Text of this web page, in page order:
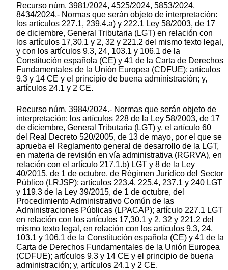
Recurso núm. 3981/2024, 4525/2024, 5853/2024,
8434/2024.- Normas que serán objeto de interpretación:
los artículos 227.1, 239.4.a) y 222.1 Ley 58/2003, de 17
de diciembre, General Tributaria (LGT) en relación con
los artículos 17,30.1 y 2, 32 y 221.2 del mismo texto legal,
y con los artículos 9.3, 24, 103.1 y 106.1 de la
Constitución española (CE) y 41 de la Carta de Derechos
Fundamentales de la Unión Europea (CDFUE); artículos
9.3 y 14 CE y el principio de buena administración; y,
artículos 24.1 y 2 CE.
Recurso núm. 3984/2024.- Normas que serán objeto de
interpretación: los artículos 228 de la Ley 58/2003, de 17
de diciembre, General Tributaria (LGT) y, el artículo 60
del Real Decreto 520/2005, de 13 de mayo, por el que se
aprueba el Reglamento general de desarrollo de la LGT,
en materia de revisión en vía administrativa (RGRVA), en
relación con el artículo 217.1.b) LGT y 8 de la Ley
40/2015, de 1 de octubre, de Régimen Jurídico del Sector
Público (LRJSP); artículos 223.4, 225.4, 237.1 y 240 LGT
y 119.3 de la Ley 39/2015, de 1 de octubre, del
Procedimiento Administrativo Común de las
Administraciones Públicas (LPACAP); artículo 227.1 LGT
en relación con los artículos 17,30.1 y 2, 32 y 221.2 del
mismo texto legal, en relación con los artículos 9.3, 24,
103.1 y 106.1 de la Constitución española (CE) y 41 de la
Carta de Derechos Fundamentales de la Unión Europea
(CDFUE); artículos 9.3 y 14 CE y el principio de buena
administración; y, artículos 24.1 y 2 CE.